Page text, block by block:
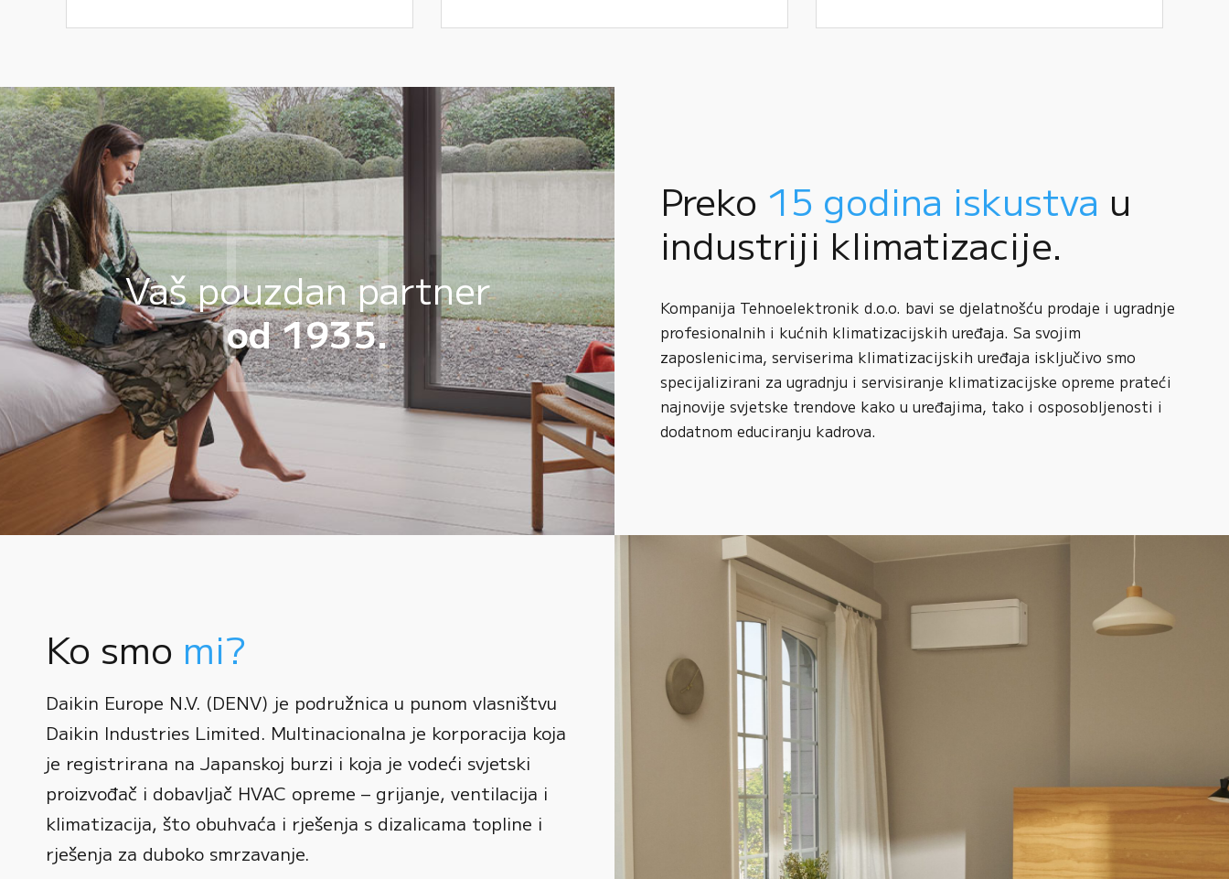
Vaš pouzdan partner
od 1935.
Preko 15 godina iskustva u
industriji klimatizacije.
Kompanija Tehnoelektronik d.o.o. bavi se djelatnošću prodaje i ugradnje
profesionalnih i kućnih klimatizacijskih uređaja. Sa svojim
zaposlenicima, serviserima klimatizacijskih uređaja isključivo smo
specijalizirani za ugradnju i servisiranje klimatizacijske opreme prateći
najnovije svjetske trendove kako u uređajima, tako i osposobljenosti i
dodatnom educiranju kadrova.
Ko smo mi?
Daikin Europe N.V. (DENV) je podružnica u punom vlasništvu
Daikin Industries Limited. Multinacionalna je korporacija koja
je registrirana na Japanskoj burzi i koja je vodeći svjetski
proizvođač i dobavljač HVAC opreme – grijanje, ventilacija i
klimatizacija, što obuhvaća i rješenja s dizalicama topline i
rješenja za duboko smrzavanje.
0
1
2
3
4
0
1
2
3
0
1
2
0